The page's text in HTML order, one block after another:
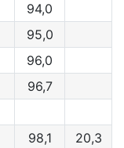
94,0
95,0
96,0
96,7
98,1
20,3